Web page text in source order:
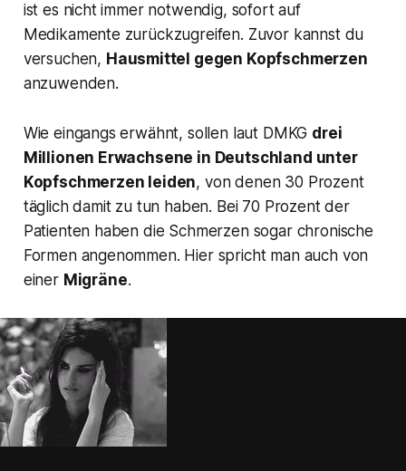
ist es nicht immer notwendig, sofort auf
Medikamente zurückzugreifen. Zuvor kannst du
versuchen, Hausmittel gegen Kopfschmerzen
anzuwenden.
Wie eingangs erwähnt, sollen laut DMKG drei
Millionen Erwachsene in Deutschland unter
Kopfschmerzen leiden, von denen 30 Prozent
täglich damit zu tun haben. Bei 70 Prozent der
Patienten haben die Schmerzen sogar chronische
Formen angenommen. Hier spricht man auch von
einer Migräne.